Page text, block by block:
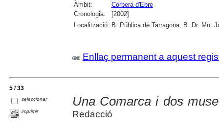
Àmbit:
Corbera d'Ebre
Cronologia:
[2002]
Localització: B. Pública de Tarragona; B. Dr. Mn.
Enllaç permanent a aquest
5 / 33
seleccionar
imprimir
Una Comarca i dos
Redacció